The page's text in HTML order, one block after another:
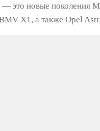
— это новые поколения
Х1, а также Opel